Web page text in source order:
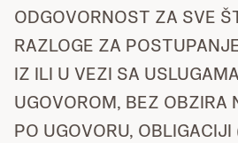
ODGOVORNOST ZA SVE
RAZLOGE ZA
IZ ILI U VEZI SA
UGOVOROM, BEZ OBZIRA
PO UGOVORU,